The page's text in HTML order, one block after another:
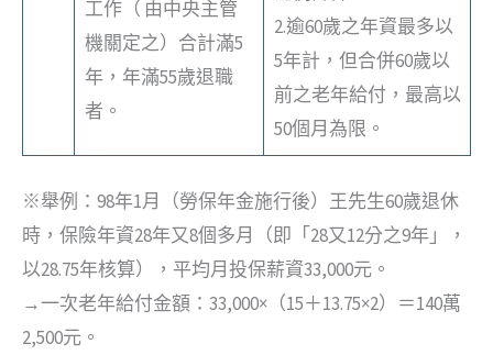
工作（ 由中央主管
機關定之）合計滿5
年，年滿55歲退職
者。
2.逾60歲之年資最多以
5年計，但合併60歲以
前之老年給付，最高以
50個月為限。
※舉例：98年1月（勞保年金施行後）王先生60歲退休
時，保險年資28年又8個多月（即「28又12分之9年」，
以28.75年核算），平均月投保薪資33,000元。
→一次老年給付金額：33,000×（15＋13.75×2）＝140萬
2,500元。